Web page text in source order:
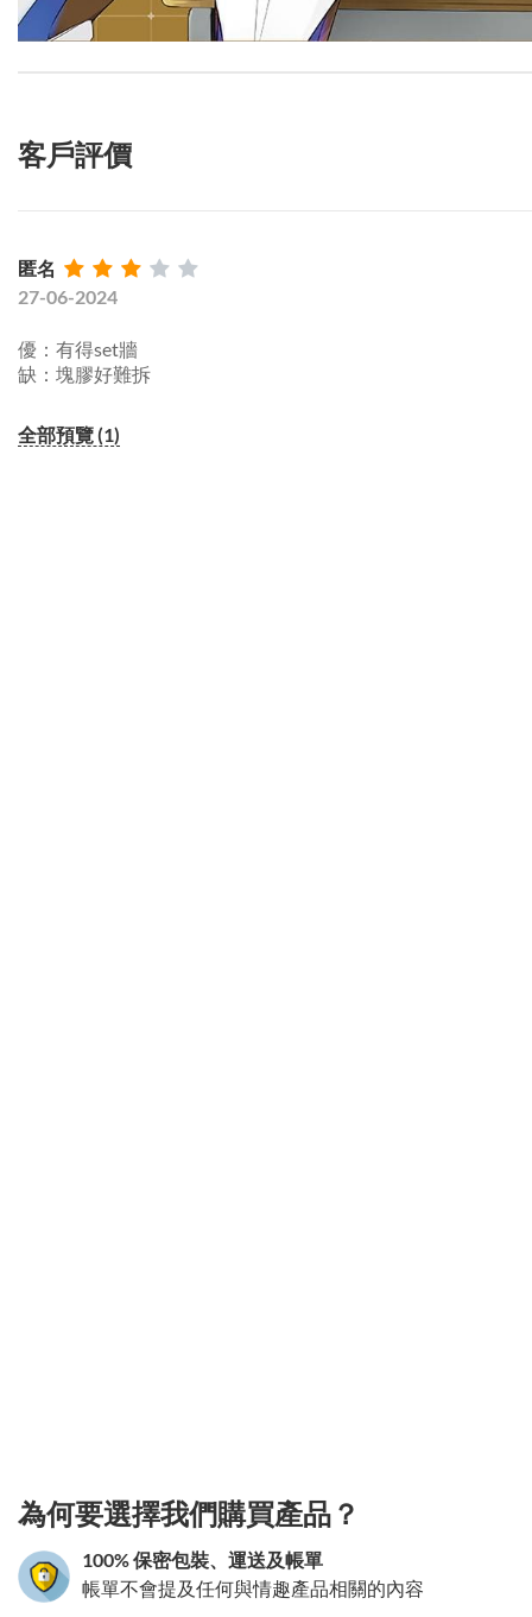
客戶評價
匿名
27-06-2024
優：有得set牆
缺：塊膠好難拆
全部預覽 (1)
為何要選擇我們購買產品？
100% 保密包裝、運送及帳單
帳單不會提及任何與情趣產品相關的內容